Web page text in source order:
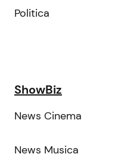
Politica
ShowBiz
News Cinema
News Musica